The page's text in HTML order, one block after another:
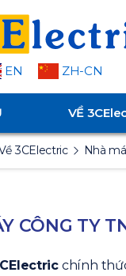
EN ZH-CN
VỀ
3CElectric Nhà
CÔNG TY
chính thức